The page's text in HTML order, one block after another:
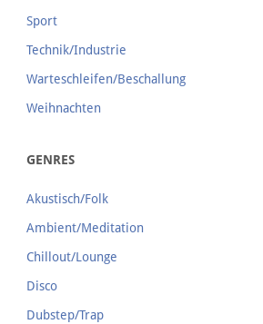
Sport
Technik/Industrie
Warteschleifen/Beschallung
Weihnachten
GENRES
Akustisch/Folk
Ambient/Meditation
Chillout/Lounge
Disco
Dubstep/Trap